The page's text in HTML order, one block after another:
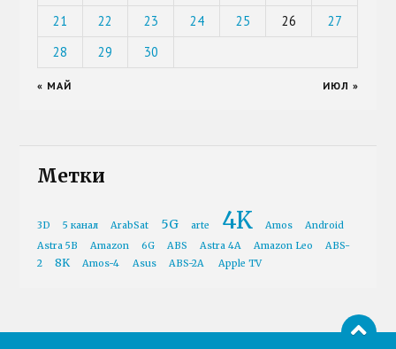
21
22 23 24 25 26
27
28
29 30
« МАЙ ИЮЛ »
Метки
3D 5 канал ArabSat 5G arte 4K Amos
Android
Astra 5B
Amazon 6G ABS Astra 4A Amazon Leo
ABS-
2
8K Amos-4 Asus ABS-2A Apple TV